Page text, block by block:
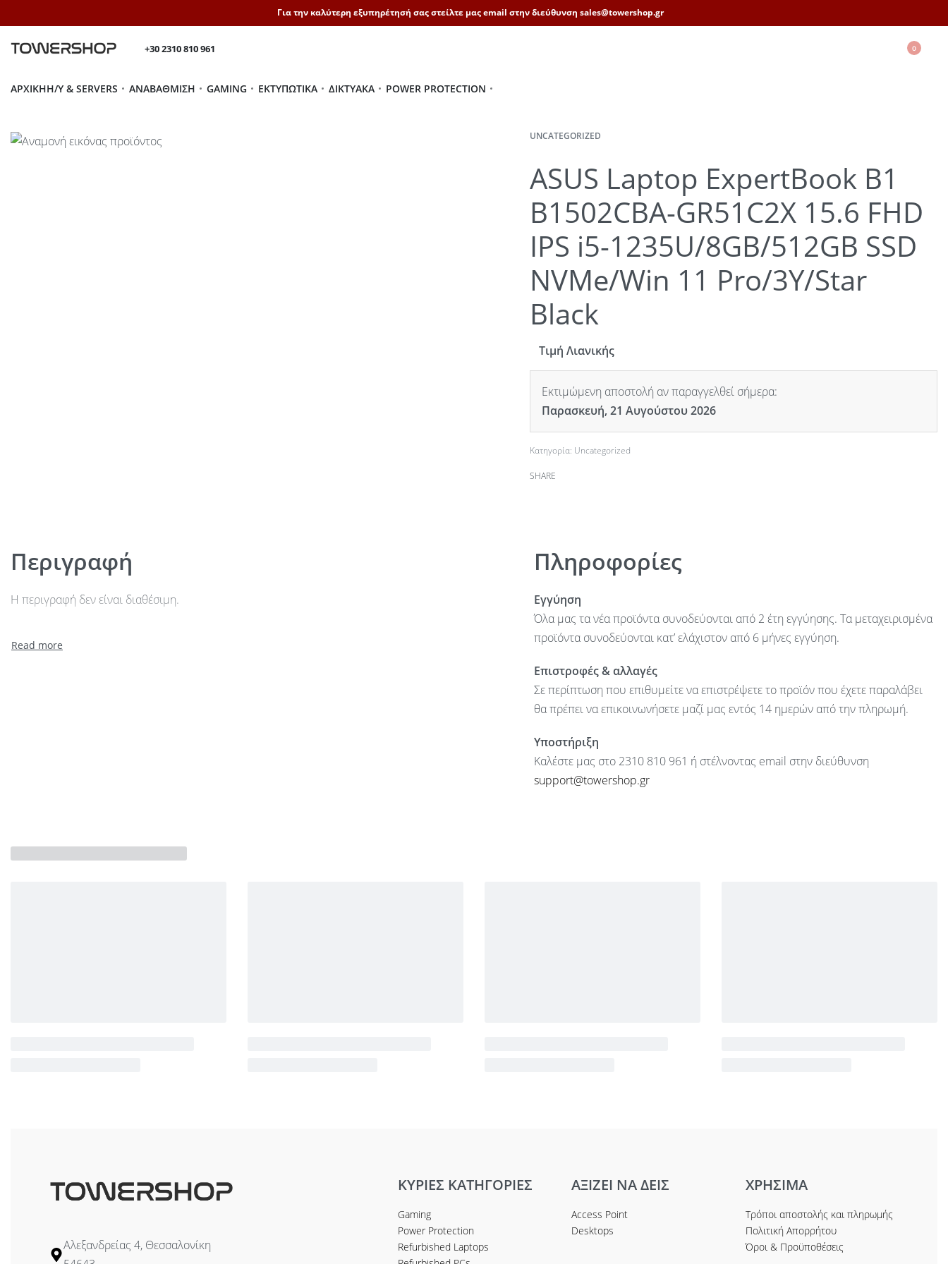
Για την καλύτερη εξυπηρέτησή σας στείλτε μας email στην διεύθυνση sales@towershop.gr
+30 2310 810 961 0
ΑΡΧΙΚΉH/Y & SERVERS ΑΝΑΒΆΘΜΙΣΗ GAMING ΕΚΤΥΠΩΤΙΚΆ ΔΙΚΤΥΑΚΆ POWER PROTECTION
UNCATEGORIZED
ASUS Laptop ExpertBook B1
B1502CBA-GR51C2X 15.6 FHD
IPS i5-1235U/8GB/512GB SSD
NVMe/Win 11 Pro/3Y/Star
Black
Τιμή Λιανικής
Εκτιμώμενη αποστολή αν παραγγελθεί σήμερα:
Παρασκευή, 21 Αυγούστου 2026
Κατηγορία: Uncategorized
SHARE
Περιγραφή
Η περιγραφή δεν είναι διαθέσιμη.
Πληροφορίες
Εγγύηση
Όλα μας τα νέα προϊόντα συνοδεύονται από 2 έτη εγγύησης. Τα μεταχειρισμένα
προϊόντα συνοδεύονται κατ’ ελάχιστον από 6 μήνες εγγύηση.
Επιστροφές & αλλαγές
Σε περίπτωση που επιθυμείτε να επιστρέψετε το προϊόν που έχετε παραλάβει
θα πρέπει να επικοινωνήσετε μαζί μας εντός 14 ημερών από την πληρωμή.
Υποστήριξη
Καλέστε μας στο 2310 810 961 ή στέλνοντας email στην διεύθυνση
support@towershop.gr
Αλεξανδρείας 4, Θεσσαλονίκη
ΚΥΡΙΕΣ ΚΑΤΗΓΟΡΙΕΣ
Gaming
Power Protection
Refurbished Laptops
ΑΞΙΖΕΙ ΝΑ ΔΕΙΣ
Access Point
Desktops
ΧΡΗΣΙΜΑ
Τρόποι αποστολής και πληρωμής
Πολιτική Απορρήτου
Όροι & Προϋποθέσεις